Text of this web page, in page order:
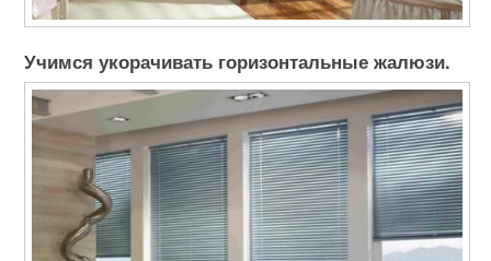
Учимся укорачивать горизонтальные жалюзи.